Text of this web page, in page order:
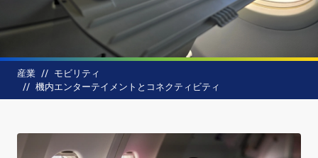
パンくず
産業
モビリティ
機内エンターテイメントとコネクティビティ